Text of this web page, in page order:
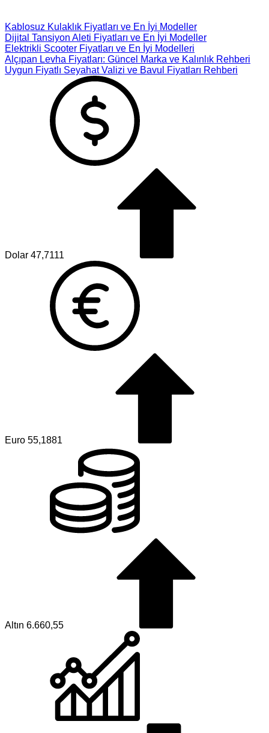
Kablosuz Kulaklık Fiyatları ve En İyi Modeller
Dijital Tansiyon Aleti Fiyatları ve En İyi Modeller
Elektrikli Scooter Fiyatları ve En İyi Modelleri
Alçıpan Levha Fiyatları: Güncel Marka ve Kalınlık Rehberi
Uygun Fiyatlı Seyahat Valizi ve Bavul Fiyatları Rehberi
Dolar 47,7111
Euro 55,1881
Altın 6.660,55